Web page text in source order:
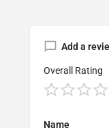
Add a
Overall Rating
Name